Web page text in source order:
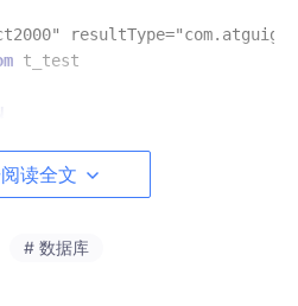
t_test
% 999) == 998">
读全文
# 数据库